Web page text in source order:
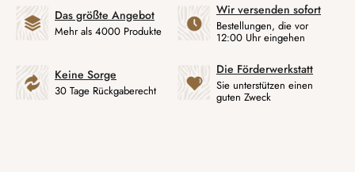
Das größte Angebot
Mehr als 4000 Produkte
Wir versenden sofort
Bestellungen, die vor
12:00 Uhr eingehen
Keine Sorge
30 Tage Rückgaberecht
Die Förderwerkstatt
Sie unterstützen einen
guten Zweck